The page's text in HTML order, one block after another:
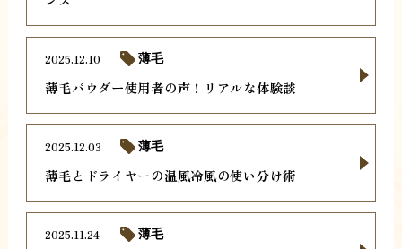
薄毛パウダー使用者の声！リアルな体験談
2025.12.10 薄毛
薄毛とドライヤーの温風冷風の使い分け術
2025.12.03 薄毛
2025.11.24 薄毛